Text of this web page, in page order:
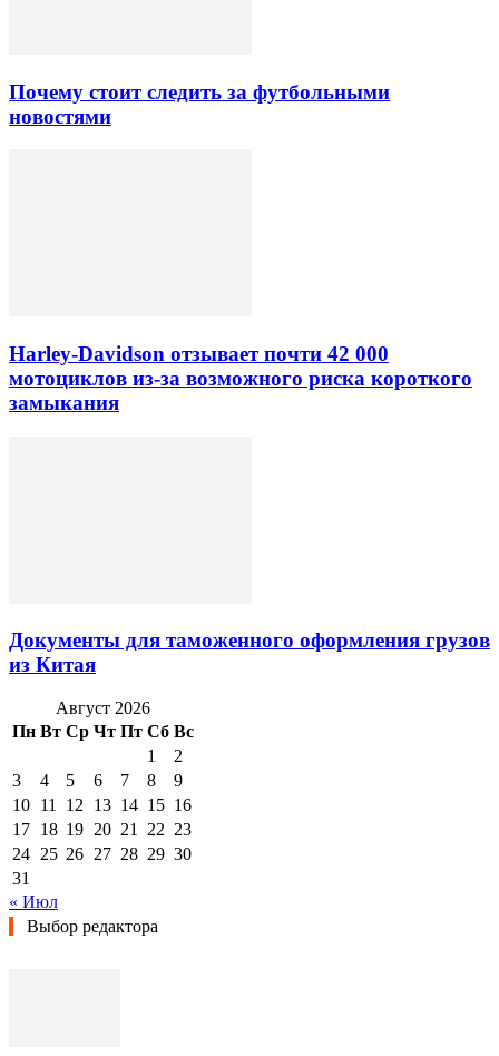
Почему стоит следить за футбольными
новостями
Harley-Davidson отзывает почти 42 000
мотоциклов из-за возможного риска короткого
замыкания
Документы для таможенного оформления грузов
из Китая
Август 2026
Пн Вт Ср Чт Пт Сб Вс
1
2
3
4 5 6 7 8
9
10 11 12 13 14 15 16
17 18 19 20 21 22 23
24 25 26 27 28 29 30
31
« Июл
Выбор редактора